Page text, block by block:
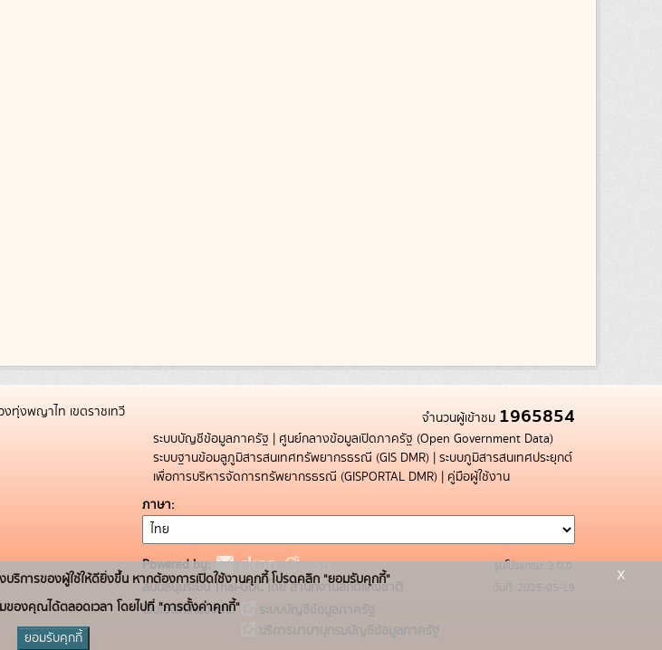
ทุ่งพญาไท เขตราชเทวี
จำนวนผู้เข้าชม 1965854
ระบบบัญชีข้อมูลภาครัฐ | ศูนย์กลางข้อมูลเปิดภาครัฐ (Open Government Data)
ระบบฐานข้อมลูภูมิสารสนเทศทรัพยากรธรณี (GIS DMR) | ระบบภูมิสารสนเทศประยุกต์
เพื่อการบริหารจัดการทรัพยากรธรณี (GISPORTAL DMR) | คู่มือผู้ใช้งาน
ภาษา
Powered by:
สนับสนุนระบบ Thai-GDC โดย สำนักงานสถิติแห่งชาติ
เว็บไซต์ที่เกี่ยวข้อง:
ระบบบัญชีข้อมูลภาครัฐ
บริการนามานุกรมบัญชีข้อมูลภาครัฐ
รุ่นโปรแกรม: 3.0.0
วันที่: 2025-05-19
บริการของผู้ใช้ให้ดียิ่งขึ้น หากต้องการเปิดใช้งานคุกกี้ โปรดคลิก "ยอมรับคุกกี้"
องคุณได้ตลอดเวลา โดยไปที่ "การตั้งค่าคุกกี้"
ยอมรับคุกกี้
x